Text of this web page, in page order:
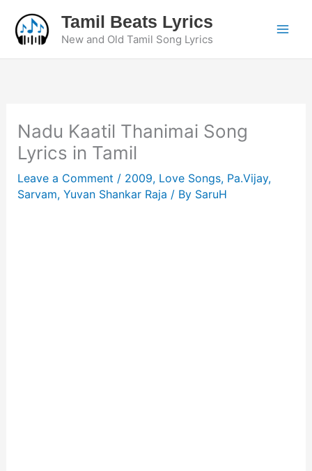
content
Tamil Beats Lyrics
New and Old Tamil Song Lyrics
Nadu Kaatil Thanimai Song
Lyrics in Tamil
Leave a Comment / 2009, Love Songs, Pa.Vijay,
Sarvam, Yuvan Shankar Raja / By SaruH